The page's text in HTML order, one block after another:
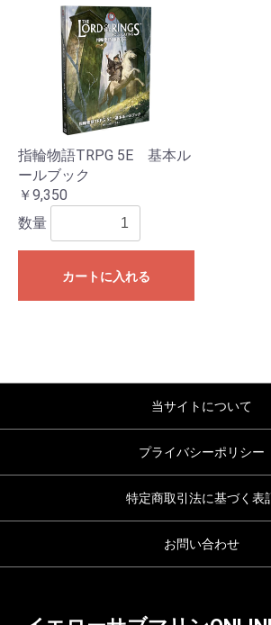
指輪物語TRPG 5E 基本ル
ールブック
￥9,350
数量
カートに入れる
当サイトについて
プライバシーポリシー
特定商取引法に基づく表
お問い合わせ